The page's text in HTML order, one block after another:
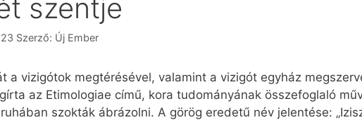
szentje
Szerző: Új Ember
a vizigótok megtérésével, valamint a vizigót egyház
az Etimologiae című, kora tudományának összefoglaló
szokták ábrázolni. A görög eredetű név jelentése: